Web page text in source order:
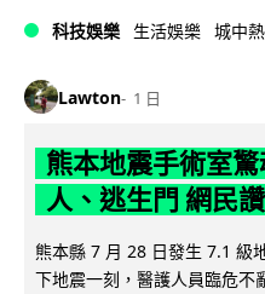
科技娛樂 生活娛樂 城中
Lawton 1 日
熊本地震手術室
人、逃生門 網民
熊本縣 7 月 28 日發生 7.1 級
下地震一刻，醫護人員臨危不